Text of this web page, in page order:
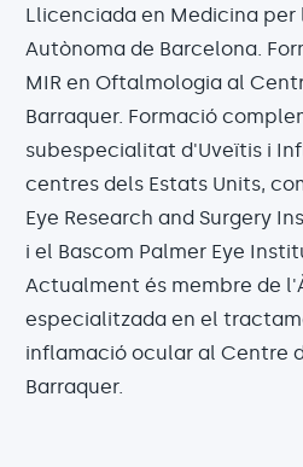
Llicenciada en Medicina per
Autònoma de Barcelona.
MIR en Oftalmologia al
Barraquer. Formació
subespecialitat d'Uveïtis i
centres dels Estats Units,
Eye Research and Surgery
i el Bascom Palmer Eye
Actualment és membre de
especialitzada en el
inflamació ocular al Centre
Barraquer.